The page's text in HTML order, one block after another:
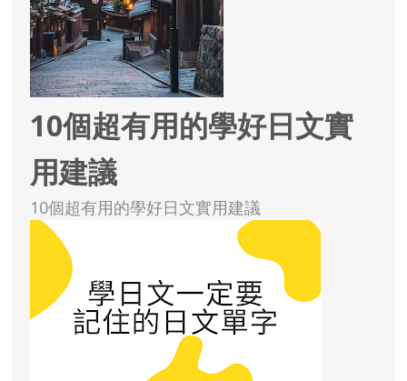
10個超有用的學好日文實
用建議
10個超有用的學好日文實用建議